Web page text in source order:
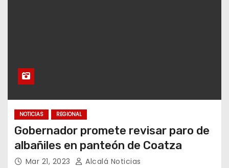
NOTICIAS REGIONAL
Gobernador promete revisar paro de
albañiles en panteón de Coatza
Mar 21, 2023 Alcalá Noticias